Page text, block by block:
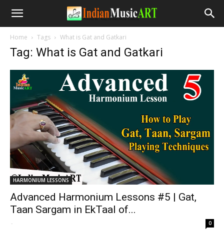
Home Tags What is Gat and Gatkari
Tag: What is Gat and Gatkari
HARMONIUM LESSONS
Advanced Harmonium Lessons #5 | Gat,
Taan Sargam in EkTaal of...
- 0